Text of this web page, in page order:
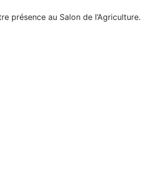
présence au Salon de l’Agriculture.